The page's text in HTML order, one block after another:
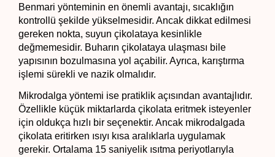
Benmari yönteminin en önemli avantajı, sıcaklığın
kontrollü şekilde yükselmesidir. Ancak dikkat edilmesi
gereken nokta, suyun çikolataya kesinlikle
değmemesidir. Buharın çikolataya ulaşması bile
yapısının bozulmasına yol açabilir. Ayrıca, karıştırma
işlemi sürekli ve nazik olmalıdır.
Mikrodalga yöntemi ise pratiklik açısından avantajlıdır.
Özellikle küçük miktarlarda çikolata eritmek isteyenler
için oldukça hızlı bir seçenektir. Ancak mikrodalgada
çikolata eritirken ısıyı kısa aralıklarla uygulamak
gerekir. Ortalama 15 saniyelik ısıtma periyotlarıyla